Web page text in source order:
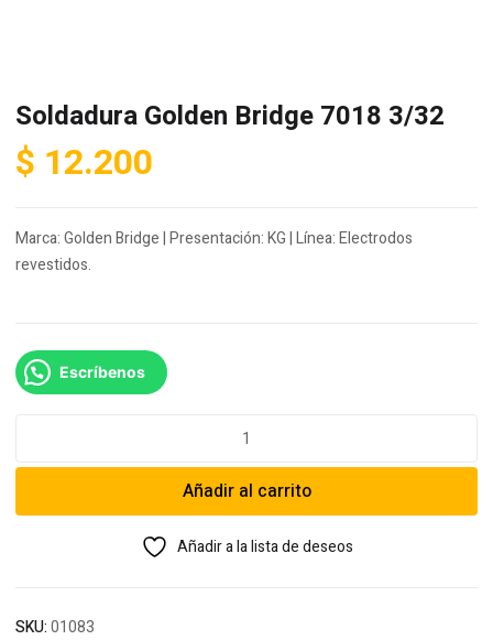
Soldadura Golden Bridge 7018 3/32
$ 12.200
Marca: Golden Bridge | Presentación: KG | Línea: Electrodos
revestidos.
Escríbenos
Bridge
3/32
Añadir al carrito
Añadir a la lista de deseos
SKU:01083